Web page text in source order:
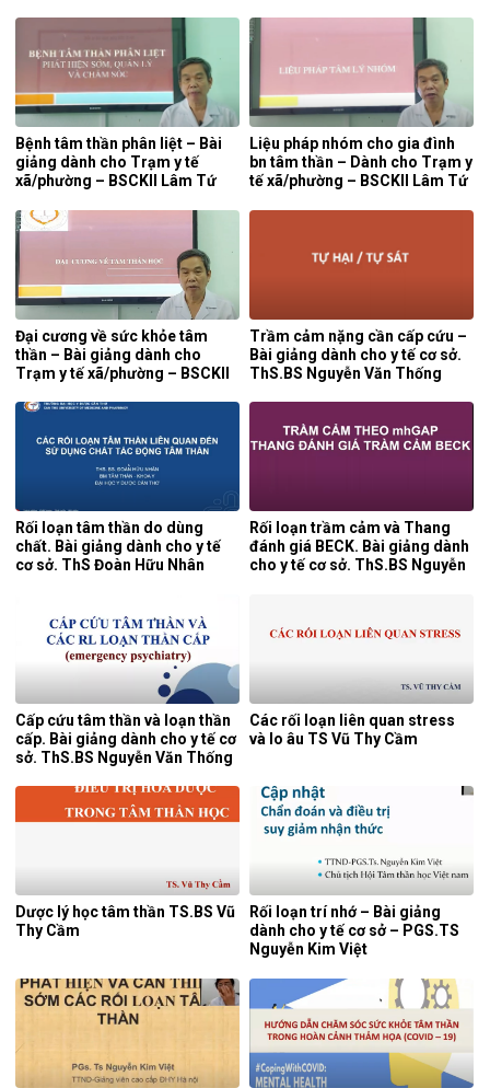
Bệnh tâm thần phân liệt – Bài
giảng dành cho Trạm y tế
xã/phường – BSCKII Lâm Tứ
Liệu pháp nhóm cho gia đình
bn tâm thần – Dành cho Trạm y
tế xã/phường – BSCKII Lâm Tứ
Đại cương về sức khỏe tâm
thần – Bài giảng dành cho
Trạm y tế xã/phường – BSCKII
Trầm cảm nặng cần cấp cứu –
Bài giảng dành cho y tế cơ sở.
ThS.BS Nguyễn Văn Thống
Rối loạn tâm thần do dùng
chất. Bài giảng dành cho y tế
cơ sở. ThS Đoàn Hữu Nhân
Rối loạn trầm cảm và Thang
đánh giá BECK. Bài giảng dành
cho y tế cơ sở. ThS.BS Nguyễn
Cấp cứu tâm thần và loạn thần
cấp. Bài giảng dành cho y tế cơ
sở. ThS.BS Nguyễn Văn Thống
Các rối loạn liên quan stress
và lo âu TS Vũ Thy Cầm
Dược lý học tâm thần TS.BS Vũ
Thy Cầm
Rối loạn trí nhớ – Bài giảng
dành cho y tế cơ sở – PGS.TS
Nguyễn Kim Việt